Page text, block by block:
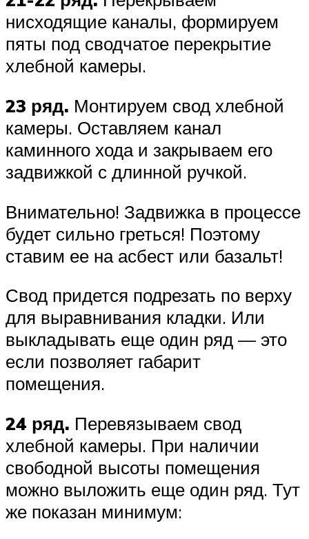
нисходящие каналы, формируем
пяты под сводчатое перекрытие
хлебной камеры.
23 ряд. Монтируем свод хлебной
камеры. Оставляем канал
каминного хода и закрываем его
задвижкой с длинной ручкой.
Внимательно! Задвижка в процессе
будет сильно греться! Поэтому
ставим ее на асбест или базальт!
Свод придется подрезать по верху
для выравнивания кладки. Или
выкладывать еще один ряд — это
если позволяет габарит
помещения.
24 ряд. Перевязываем свод
хлебной камеры. При наличии
свободной высоты помещения
можно выложить еще один ряд. Тут
же показан минимум: